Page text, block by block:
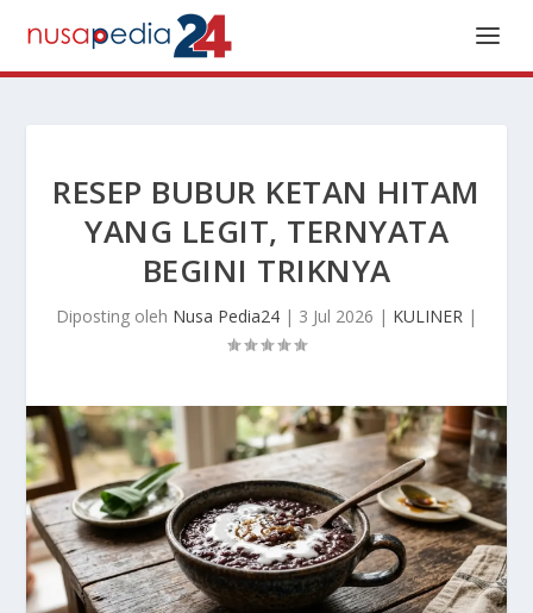
RESEP BUBUR KETAN HITAM
YANG LEGIT, TERNYATA
BEGINI TRIKNYA
Diposting oleh Nusa Pedia24 | 3 Jul 2026 | KULINER |